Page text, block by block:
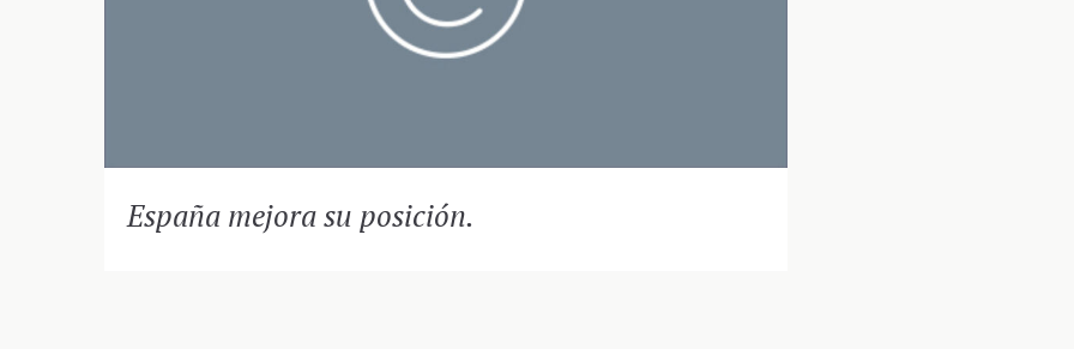
España mejora su posición.